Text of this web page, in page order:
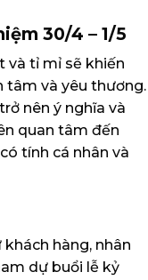
30/4 – 1/5
và tỉ mỉ sẽ khiến
tâm và yêu thương.
nên ý nghĩa và
quan tâm đến
tính cá nhân và
hàng, nhân
dự buổi lễ kỷ